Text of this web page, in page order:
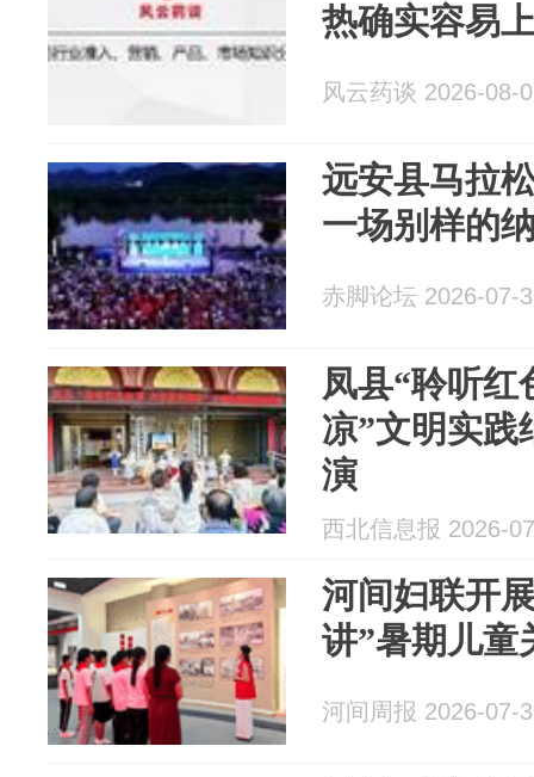
热确实容易
风云药谈 2026-08-
远安县马拉
一场别样的
赤脚论坛 2026-07-
凤县“聆听红
凉”文明实践
演
西北信息报 2026-
河间妇联开
讲”暑期儿童
河间周报 2026-07-